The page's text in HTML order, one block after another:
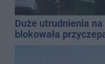
Duże utrudnienia
blokowała